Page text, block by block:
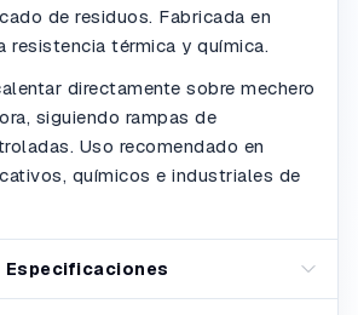
de residuos. Fabricada en
resistencia térmica y química.
directamente sobre mechero
siguiendo rampas de
Uso recomendado en
químicos e industriales de
Especificaciones